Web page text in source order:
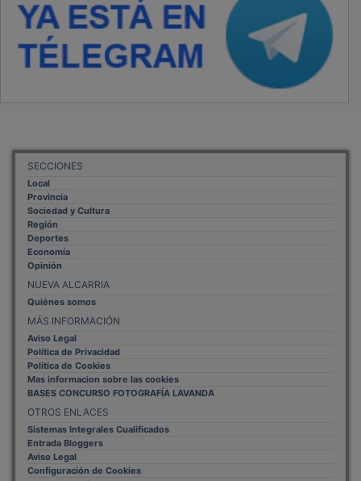
Local
Sociedad y Cultura
Región
Deportes
Economía
Opinión
NUEVA ALCARRIA
Quiénes somos
MÁS INFORMACIÓN
Aviso Legal
Politica de Cookies
Mas informacion sobre las cookies
BASES CONCURSO FOTOGRAFÍA LAVANDA
OTROS ENLACES
Sistemas Integrales Cualificados
Aviso Legal
Configuración de Cookies
Empleo Trabajando.es